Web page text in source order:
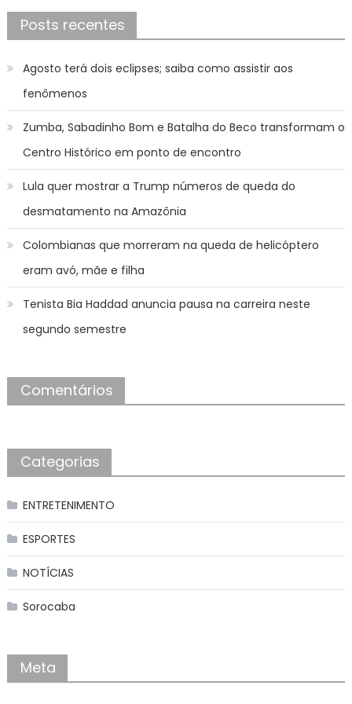
Posts recentes
Agosto terá dois eclipses; saiba como assistir aos
fenômenos
Zumba, Sabadinho Bom e Batalha do Beco transformam o
Centro Histórico em ponto de encontro
Lula quer mostrar a Trump números de queda do
desmatamento na Amazônia
Colombianas que morreram na queda de helicóptero
eram avó, mãe e filha
Tenista Bia Haddad anuncia pausa na carreira neste
segundo semestre
Comentários
Categorias
ENTRETENIMENTO
ESPORTES
NOTÍCIAS
Sorocaba
Meta